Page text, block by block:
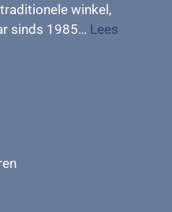
winkel,
sinds 1985… Lees